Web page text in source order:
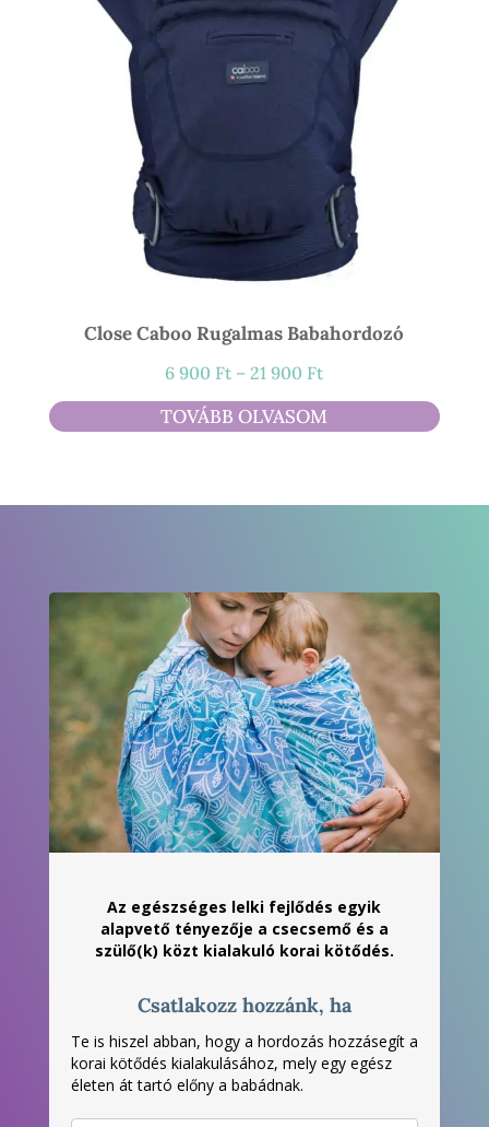
Close Caboo Rugalmas Babahordozó
6 900 Ft – 21 900 FtÁrtartomány:
6
900 Ft
TOVÁBB OLVASOM
Az egészséges lelki fejlődés egyik
alapvető tényezője a csecsemő és a
szülő(k) közt kialakuló korai kötődés.
Csatlakozz hozzánk, ha
Te is hiszel abban, hogy a hordozás hozzásegít a
korai kötődés kialakulásához, mely egy egész
életen át tartó előny a babádnak.